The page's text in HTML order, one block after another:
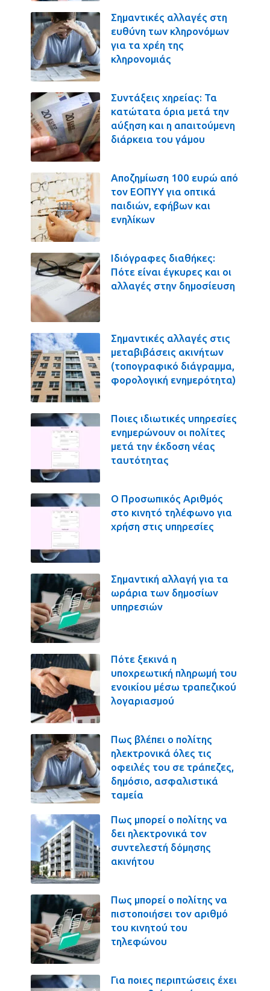
Σημαντικές αλλαγές στη
ευθύνη των κληρονόμων
για τα χρέη της
κληρονομιάς
Συντάξεις χηρείας: Τα
κατώτατα όρια μετά την
αύξηση και η απαιτούμενη
διάρκεια του γάμου
Αποζημίωση 100 ευρώ από
τον ΕΟΠΥΥ για οπτικά
παιδιών, εφήβων και
ενηλίκων
Ιδιόγραφες διαθήκες:
Πότε είναι έγκυρες και οι
αλλαγές στην δημοσίευση
Σημαντικές αλλαγές στις
μεταβιβάσεις ακινήτων
(τοπογραφικό διάγραμμα,
φορολογική ενημερότητα)
Ποιες ιδιωτικές υπηρεσίες
ενημερώνουν οι πολίτες
μετά την έκδοση νέας
ταυτότητας
Ο Προσωπικός Αριθμός
στο κινητό τηλέφωνο για
χρήση στις υπηρεσίες
Σημαντική αλλαγή για τα
ωράρια των δημοσίων
υπηρεσιών
Πότε ξεκινά η
υποχρεωτική πληρωμή του
ενοικίου μέσω τραπεζικού
λογαριασμού
Πως βλέπει ο πολίτης
ηλεκτρονικά όλες τις
οφειλές του σε τράπεζες,
δημόσιο, ασφαλιστικά
ταμεία
Πως μπορεί ο πολίτης να
δει ηλεκτρονικά τον
συντελεστή δόμησης
ακινήτου
Πως μπορεί ο πολίτης να
πιστοποιήσει τον αριθμό
του κινητού του
τηλεφώνου
Για ποιες περιπτώσεις έχει